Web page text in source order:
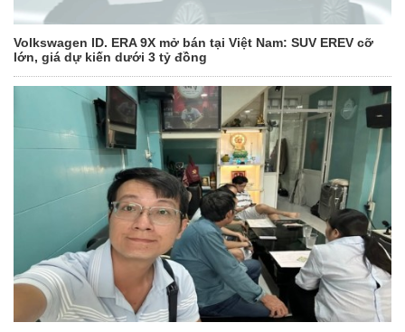
Volkswagen ID. ERA 9X mở bán tại Việt Nam: SUV EREV cỡ
lớn, giá dự kiến dưới 3 tỷ đồng